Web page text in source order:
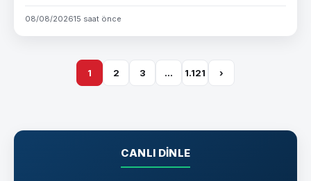
08/08/202615 saat önce
1 2 3 … 1.121 ›
CANLI DINLE